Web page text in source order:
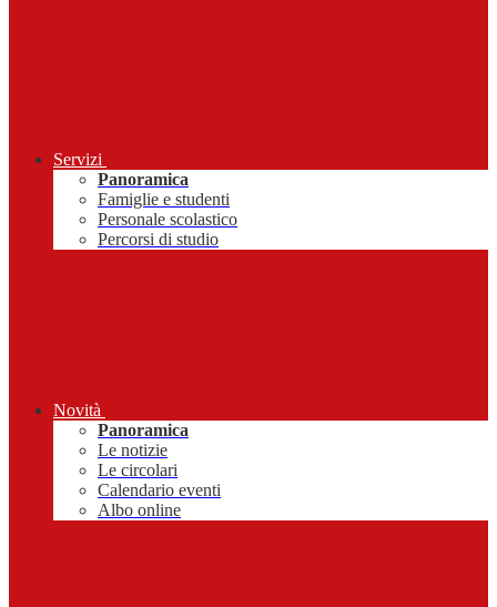
Servizi
Panoramica
Famiglie e studenti
Personale scolastico
Percorsi di studio
Novità
Panoramica
Le notizie
Le circolari
Calendario eventi
Albo online